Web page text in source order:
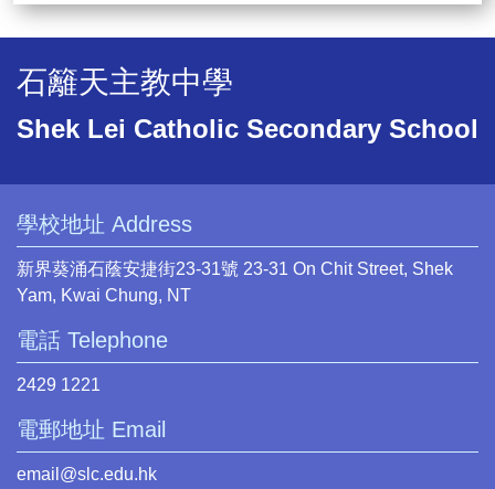
石籬天主教中學
Shek Lei Catholic Secondary School
學校地址 Address
新界葵涌石蔭安捷街23-31號 23-31 On Chit Street, Shek
Yam, Kwai Chung, NT
電話 Telephone
2429 1221
電郵地址 Email
email@slc.edu.hk